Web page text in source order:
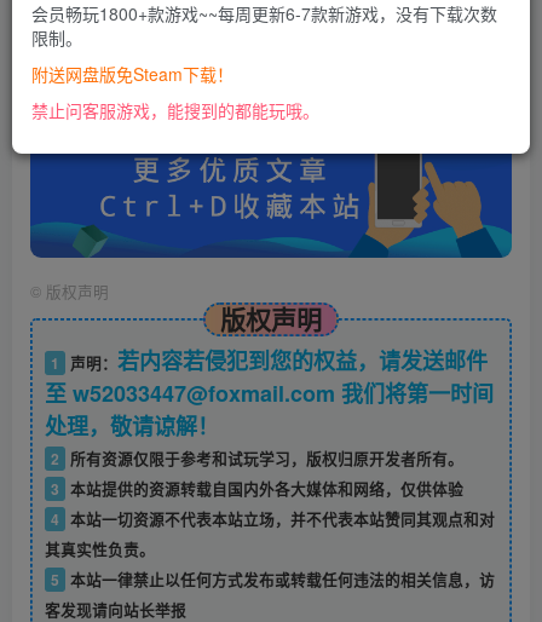
账号密码错误或需要验证码，进售后扣裙1050974489
使用教程：
https://docs.qq.com/doc/DU0VHUUFRS2xDa1Jp
© 版权声明
版权声明
1 声明： 若内容若侵犯到您的权益，请发送邮件
至 w52033447@foxmail.com 我们将第一时间
处理，敬请谅解！
2
所有资源仅限于参考和试玩学习，版权归原开发者所有。
3 本站提供的资源转载自国内外各大媒体和网络，仅供体验
4 本站一切资源不代表本站立场，并不代表本站赞同其观点和对
其真实性负责。
5 本站一律禁止以任何方式发布或转载任何违法的相关信息，访
客发现请向站长举报
会员畅玩1800+款游戏~~每周更新6-7款新游戏，没有下载次数
限制。
附送网盘版免Steam下载！
禁止问客服游戏，能搜到的都能玩哦。